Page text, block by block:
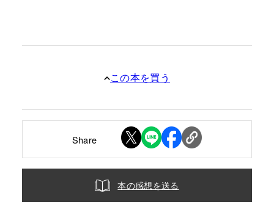
この本を買う
Share
本の感想を送る